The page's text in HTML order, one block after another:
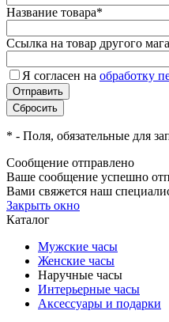
Название товара*
Ссылка на товар другого
Я согласен на обработку
* - Поля, обязательные для
Сообщение отправлено
Ваше сообщение успешно
Вами свяжется наш
Закрыть окно
Каталог
Мужские часы
Женские часы
Наручные часы
Интерьерные часы
Аксессуары и подарки